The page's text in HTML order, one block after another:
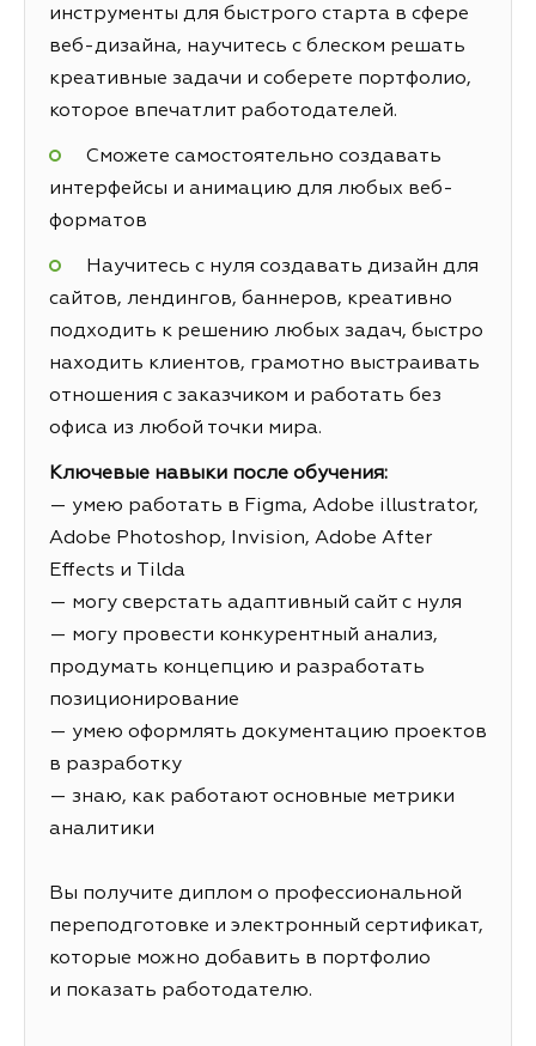
инструменты для быстрого старта в сфере
веб-дизайна, научитесь с блеском решать
креативные задачи и соберете портфолио,
которое впечатлит работодателей.
Сможете самостоятельно создавать
интерфейсы и анимацию для любых веб-
форматов
Научитесь с нуля создавать дизайн для
сайтов, лендингов, баннеров, креативно
подходить к решению любых задач, быстро
находить клиентов, грамотно выстраивать
отношения с заказчиком и работать без
офиса из любой точки мира.
Ключевые навыки после обучения:
— умею работать в Figma, Adobe illustrator,
Adobe Photoshop, Invision, Adobe After
Effects и Tilda
— могу сверстать адаптивный сайт с нуля
— могу провести конкурентный анализ,
продумать концепцию и разработать
позиционирование
— умею оформлять документацию проектов
в разработку
— знаю, как работают основные метрики
аналитики
Вы получите диплом о профессиональной
переподготовке и электронный сертификат,
которые можно добавить в портфолио
и показать работодателю.